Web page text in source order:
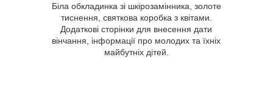
сторінки для
інформації
майбутніх дітей.
Біла обкладинка зі шкірозамінника, золоте
тиснення, святкова коробка з квітами.
Додаткові сторінки для внесення дати
вінчання, інформації про молодих та їхніх
майбутніх дітей.